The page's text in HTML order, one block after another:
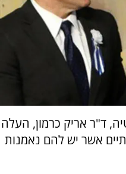
ד"ר אריק כרמון, העלה
אשר יש להם נאמנות